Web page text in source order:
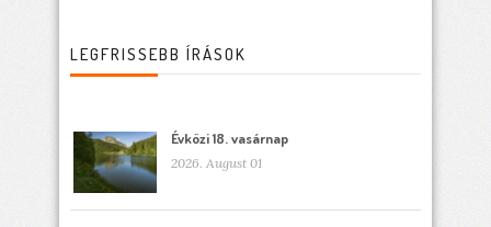
LEGFRISSEBB ÍRÁSOK
Évközi 18. vasárnap
2026. August 01